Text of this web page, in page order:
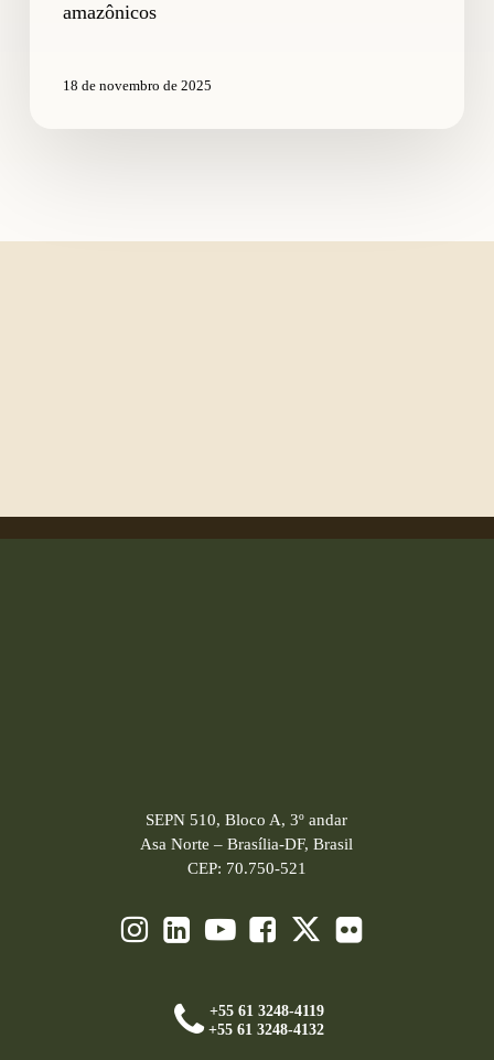
amazônicos
18 de novembro de 2025
SEPN 510, Bloco A, 3º andar
Asa Norte – Brasília-DF, Brasil
CEP: 70.750-521
+55 61 3248-4119
+55 61 3248-4132